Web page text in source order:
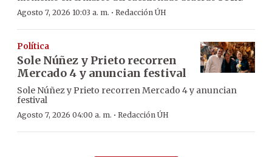
Agosto 7, 2026 10:03 a. m. · Redacción ÚH
Política
Sole Núñez y Prieto recorren
Mercado 4 y anuncian festival
Sole Núñez y Prieto recorren Mercado 4 y anuncian
festival
Agosto 7, 2026 04:00 a. m. · Redacción ÚH